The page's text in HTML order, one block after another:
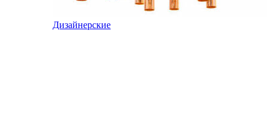
Дизайнерские